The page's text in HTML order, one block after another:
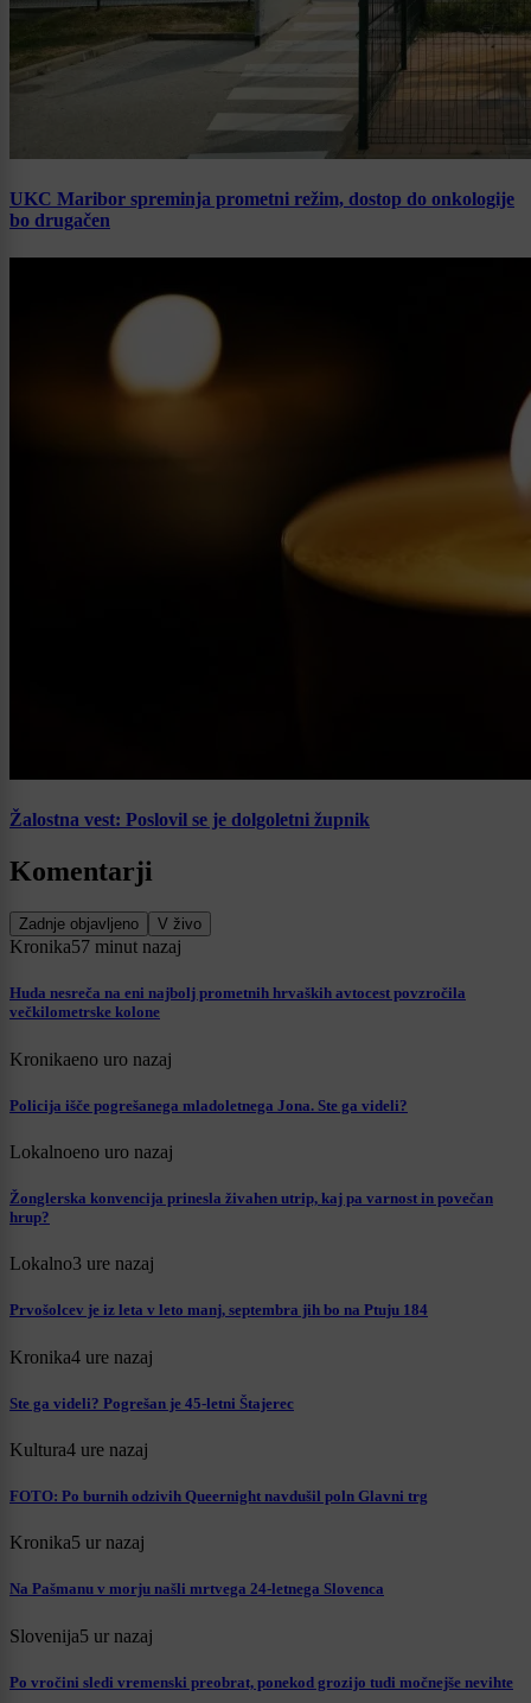
UKC Maribor spreminja prometni režim, dostop do onkologije
bo drugačen
Žalostna vest: Poslovil se je dolgoletni župnik
Komentarji
Zadnje objavljeno V živo
Kronika57 minut nazaj
Huda nesreča na eni najbolj prometnih hrvaških avtocest povzročila
večkilometrske kolone
Kronikaeno uro nazaj
Policija išče pogrešanega mladoletnega Jona. Ste ga videli?
Lokalnoeno uro nazaj
Žonglerska konvencija prinesla živahen utrip, kaj pa varnost in povečan
hrup?
Lokalno3 ure nazaj
Prvošolcev je iz leta v leto manj, septembra jih bo na Ptuju 184
Kronika4 ure nazaj
Ste ga videli? Pogrešan je 45-letni Štajerec
Kultura4 ure nazaj
FOTO: Po burnih odzivih Queernight navdušil poln Glavni trg
Kronika5 ur nazaj
Na Pašmanu v morju našli mrtvega 24-letnega Slovenca
Slovenija5 ur nazaj
Po vročini sledi vremenski preobrat, ponekod grozijo tudi močnejše nevihte